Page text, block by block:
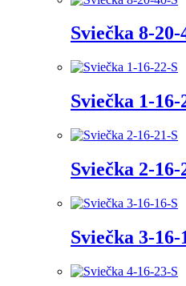
Sviečka 8-20-
Sviečka 1-16-
Sviečka 2-16-
Sviečka 3-16-